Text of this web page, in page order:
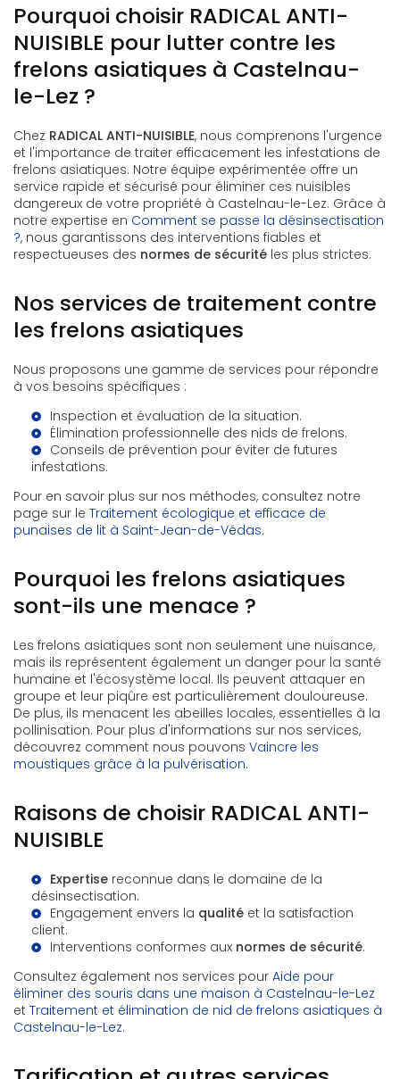
Pourquoi choisir RADICAL ANTI-
NUISIBLE pour lutter contre les
frelons asiatiques à Castelnau-
le-Lez ?
Chez RADICAL ANTI-NUISIBLE, nous comprenons l'urgence
et l'importance de traiter efficacement les infestations de
frelons asiatiques. Notre équipe expérimentée offre un
service rapide et sécurisé pour éliminer ces nuisibles
dangereux de votre propriété à Castelnau-le-Lez. Grâce à
notre expertise en Comment se passe la désinsectisation
?, nous garantissons des interventions fiables et
respectueuses des normes de sécurité les plus strictes.
Nos services de traitement contre
les frelons asiatiques
Nous proposons une gamme de services pour répondre
à vos besoins spécifiques :
Inspection et évaluation de la situation.
Élimination professionnelle des nids de frelons.
Conseils de prévention pour éviter de futures
infestations.
Pour en savoir plus sur nos méthodes, consultez notre
page sur le Traitement écologique et efficace de
punaises de lit à Saint-Jean-de-Védas.
Pourquoi les frelons asiatiques
sont-ils une menace ?
Les frelons asiatiques sont non seulement une nuisance,
mais ils représentent également un danger pour la santé
humaine et l'écosystème local. Ils peuvent attaquer en
groupe et leur piqûre est particulièrement douloureuse.
De plus, ils menacent les abeilles locales, essentielles à la
pollinisation. Pour plus d'informations sur nos services,
découvrez comment nous pouvons Vaincre les
moustiques grâce à la pulvérisation.
Raisons de choisir RADICAL ANTI-
NUISIBLE
Expertise reconnue dans le domaine de la
désinsectisation.
Engagement envers la qualité et la satisfaction
client.
Interventions conformes aux normes de sécurité.
Consultez également nos services pour Aide pour
éliminer des souris dans une maison à Castelnau-le-Lez
et Traitement et élimination de nid de frelons asiatiques à
Castelnau-le-Lez.